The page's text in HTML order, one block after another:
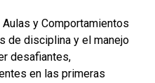
y Comportamientos
de disciplina y el manejo
desafiantes,
en las primeras